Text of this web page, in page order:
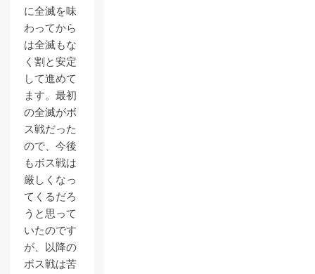
に全滅を味
わってから
は全滅もな
く割と安定
して進めて
ます。最初
の全滅がボ
ス戦だった
ので、今後
もボス戦は
厳しくなっ
てくるだろ
うと思って
いたのです
が、以降の
ボス戦は苦